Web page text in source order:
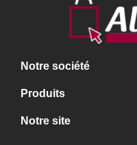
Notre société
Produits
Notre site